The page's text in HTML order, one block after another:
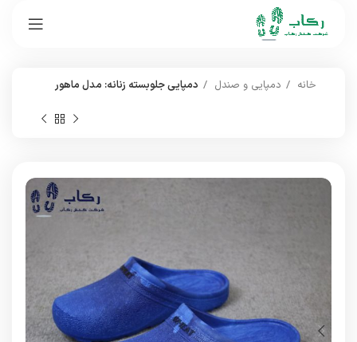
خانه دمپایی و صندل دمپایی جلوبسته زنانه: مدل ماهور